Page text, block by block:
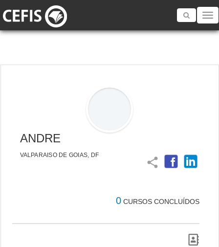
Toggle
ANDRE
VALPARAISO DE GOIAS, DF
share
0 CURSOS CONCLUÍDOS